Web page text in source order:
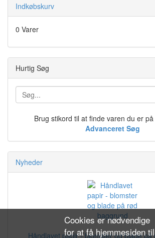
Indkøbskurv
0 Varer
Hurtig Søg
Brug stikord til at finde varen du er
Advanceret Søg
Nyheder
Håndlavet papir - blomster og blade på
Cookies er nødvendige
for at få hjemmesiden til